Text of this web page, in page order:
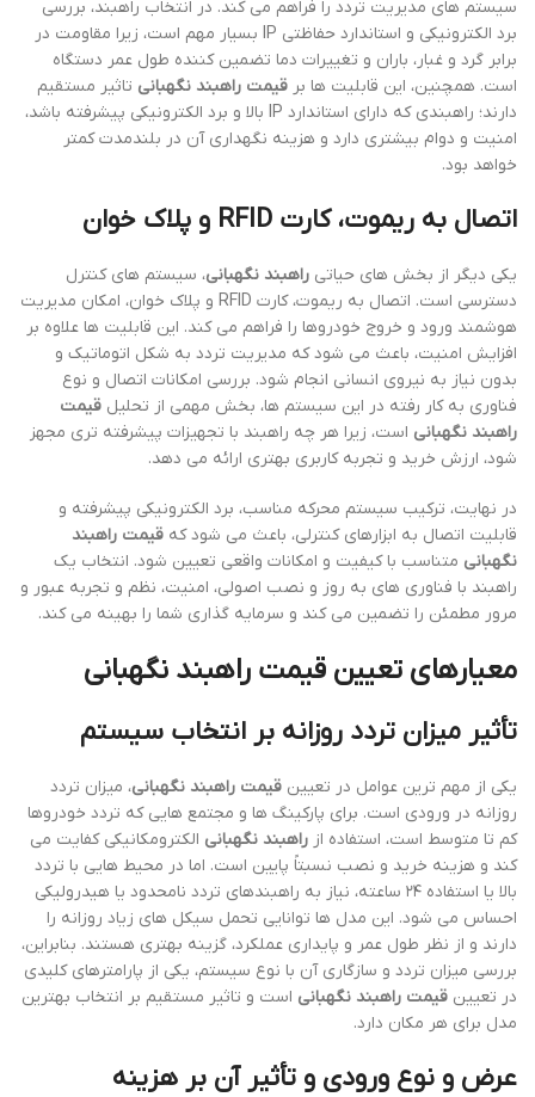
سیستم های مدیریت تردد را فراهم می کند. در انتخاب راهبند، بررسی
برد الکترونیکی و استاندارد حفاظتی IP بسیار مهم است، زیرا مقاومت در
برابر گرد و غبار، باران و تغییرات دما تضمین کننده طول عمر دستگاه
است. همچنین، این قابلیت ها بر قیمت راهبند نگهبانی تاثیر مستقیم
دارند؛ راهبندی که دارای استاندارد IP بالا و برد الکترونیکی پیشرفته باشد،
امنیت و دوام بیشتری دارد و هزینه نگهداری آن در بلندمدت کمتر
خواهد بود.
اتصال به ریموت، کارت RFID و پلاک خوان
یکی دیگر از بخش های حیاتی راهبند نگهبانی، سیستم های کنترل
دسترسی است. اتصال به ریموت، کارت RFID و پلاک خوان، امکان مدیریت
هوشمند ورود و خروج خودروها را فراهم می کند. این قابلیت ها علاوه بر
افزایش امنیت، باعث می شود که مدیریت تردد به شکل اتوماتیک و
بدون نیاز به نیروی انسانی انجام شود. بررسی امکانات اتصال و نوع
فناوری به کار رفته در این سیستم ها، بخش مهمی از تحلیل قیمت
راهبند نگهبانی است، زیرا هر چه راهبند با تجهیزات پیشرفته تری مجهز
شود، ارزش خرید و تجربه کاربری بهتری ارائه می دهد.
در نهایت، ترکیب سیستم محرکه مناسب، برد الکترونیکی پیشرفته و
قابلیت اتصال به ابزارهای کنترلی، باعث می شود که قیمت راهبند
نگهبانی متناسب با کیفیت و امکانات واقعی تعیین شود. انتخاب یک
راهبند با فناوری های به روز و نصب اصولی، امنیت، نظم و تجربه عبور و
مرور مطمئن را تضمین می کند و سرمایه گذاری شما را بهینه می کند.
معیارهای تعیین قیمت راهبند نگهبانی
تأثیر میزان تردد روزانه بر انتخاب سیستم
یکی از مهم ترین عوامل در تعیین قیمت راهبند نگهبانی، میزان تردد
روزانه در ورودی است. برای پارکینگ ها و مجتمع هایی که تردد خودروها
کم تا متوسط است، استفاده از راهبند نگهبانی الکترومکانیکی کفایت می
کند و هزینه خرید و نصب نسبتاً پایین است. اما در محیط هایی با تردد
بالا یا استفاده ۲۴ ساعته، نیاز به راهبندهای تردد نامحدود یا هیدرولیکی
احساس می شود. این مدل ها توانایی تحمل سیکل های زیاد روزانه را
دارند و از نظر طول عمر و پایداری عملکرد، گزینه بهتری هستند. بنابراین،
بررسی میزان تردد و سازگاری آن با نوع سیستم، یکی از پارامترهای کلیدی
در تعیین قیمت راهبند نگهبانی است و تاثیر مستقیم بر انتخاب بهترین
مدل برای هر مکان دارد.
عرض و نوع ورودی و تأثیر آن بر هزینه